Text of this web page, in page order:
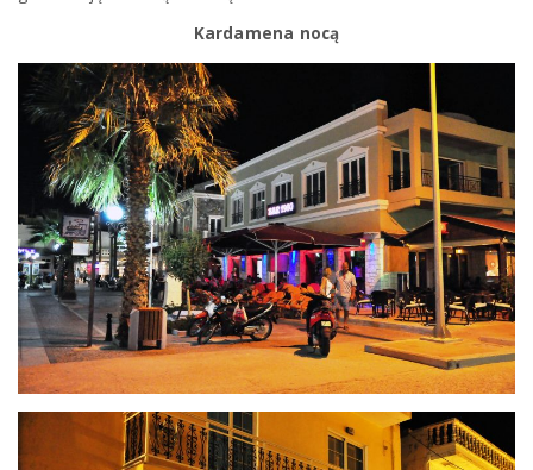
Kardamena nocą